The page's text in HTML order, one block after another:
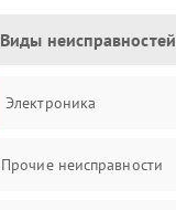
Виды неисправностей
Электроника
Прочие неисправности